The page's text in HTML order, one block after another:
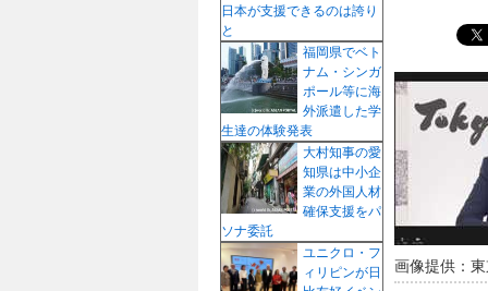
画像提供：
日本が支援できるのは誇り
と
福岡県でベト
ナム・シンガ
ポール等に海
外派遣した学
生達の体験発表
大村知事の愛
知県は中小企
業の外国人材
確保支援をパ
ソナ委託
ユニクロ・フ
ィリピンが日